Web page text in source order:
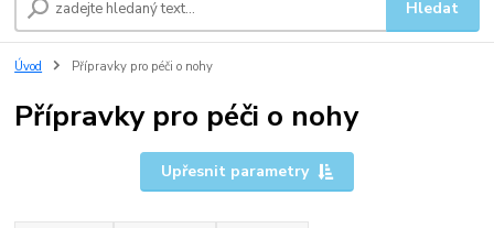
Hledat
Úvod Přípravky pro péči o nohy
Přípravky pro péči o nohy
Upřesnit parametry